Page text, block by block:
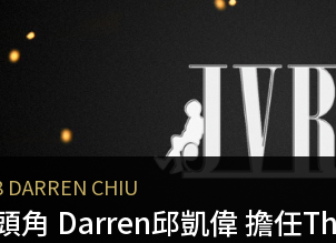
DARREN CHIU
角 Darren邱凱偉 擔任